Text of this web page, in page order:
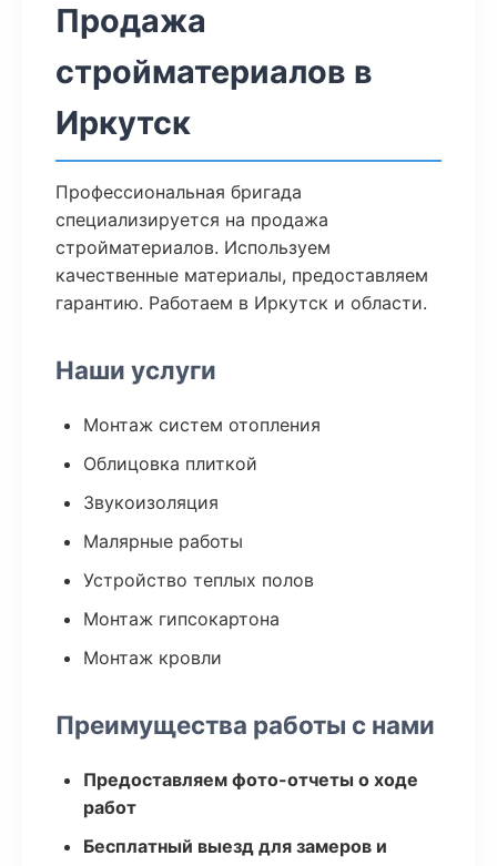
Продажа
стройматериалов в
Иркутск
Профессиональная бригада
специализируется на продажа
стройматериалов. Используем
качественные материалы, предоставляем
гарантию. Работаем в Иркутск и области.
Наши услуги
Монтаж систем отопления
Облицовка плиткой
Звукоизоляция
Малярные работы
Устройство теплых полов
Монтаж гипсокартона
Монтаж кровли
Преимущества работы с нами
Предоставляем фото-отчеты о ходе
работ
Бесплатный выезд для замеров и